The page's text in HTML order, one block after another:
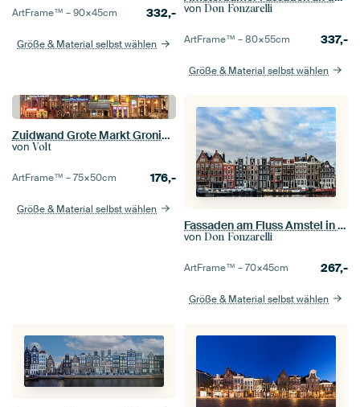
ArtFrame™ –90×45cm 332,-
Größe & Material selbst wählen
von Don Fonzarelli
ArtFrame™ –80×55cm 337,-
Größe & Material selbst wählen
Zuidwand Grote Markt Groningen
von Volt
ArtFrame™ –75×50cm 176,-
Größe & Material selbst wählen
Fassaden am Fluss Amstel in Amsterdam.
von Don Fonzarelli
ArtFrame™ –70×45cm 267,-
Größe & Material selbst wählen